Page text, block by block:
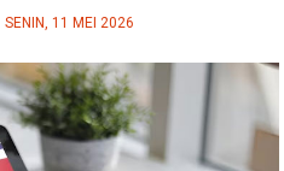
SENIN, 11 MEI 2026